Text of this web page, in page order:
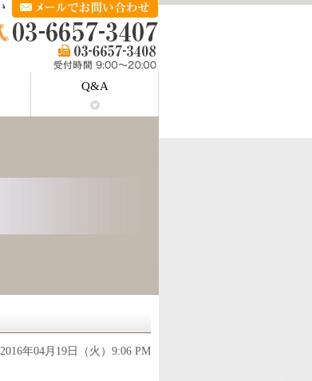
葛飾区東金町｜原
千代田区｜原状回復工事
江戸川区｜原状回復工事
世田谷区｜原状回復工事
市川市市川｜原状回復工事
市川市新井｜原状回復工事
市川市新田｜原状回復工事
市川市菅野｜原状回復工事
市川市鬼高｜原状回復工事
市川市相之川｜原状回復工事
埼玉県川口市安行｜原状回復工事
埼玉県川口市荒川町｜原状回復工事
埼玉県川口市新井町｜原状回復工事
埼玉県川口市新井宿｜原状回復工事
埼玉県川口市朝日｜原状回復工事
埼玉県川口市赤山｜原状回復工事
埼玉県川口市赤井｜原状回復工事
Q&A
2016年04月19日（火）9:06 PM